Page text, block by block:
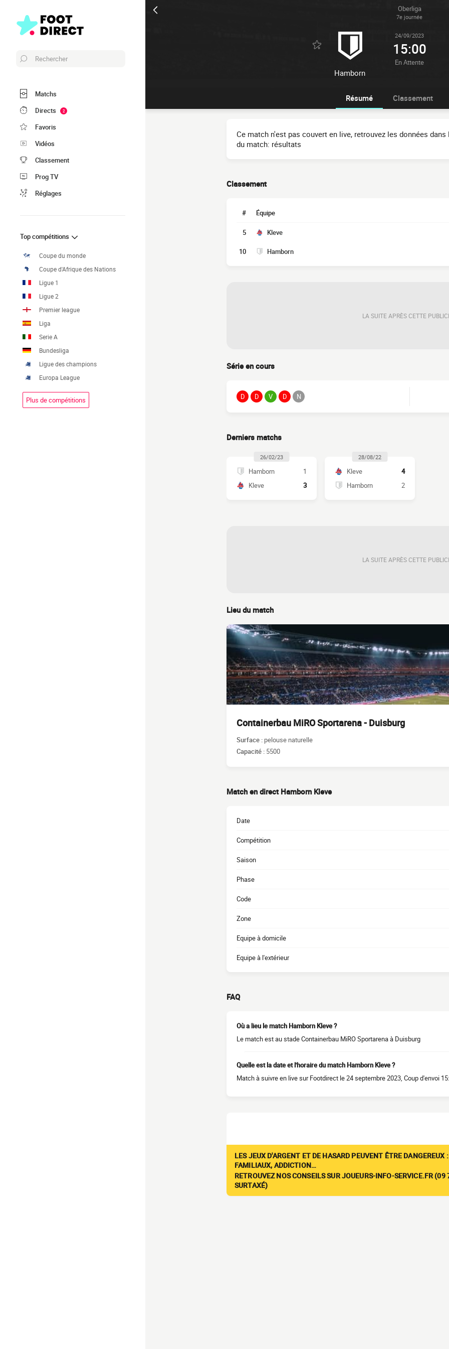
Oberliga
7e journée
Hamborn
24/09/2023
15:00
En Attente
Rechercher
Matchs
Directs
2
Favoris
Vidéos
Classement
Prog TV
Réglages
Top compétitions
Coupe du monde
Coupe d'Afrique des Nations
Ligue 1
Ligue 2
Premier league
Liga
Serie A
Bundesliga
Ligue des champions
Europa League
Plus de compétitions
Résumé Classement
Ce match n'est pas couvert en live, retrouvez les données
du match: résultats
Classement
# Équipe
5 Kleve
10 Hamborn
LA SUITE APRÈS CETTE
Série en cours
D D V D N
Derniers matchs
26/02/23
Hamborn
1
Kleve
3
28/08/22
Kleve
4
Hamborn
2
LA SUITE APRÈS CETTE
Lieu du match
Containerbau MiRO Sportarena - Duisburg
Surface : pelouse naturelle
Capacité : 5500
Match en direct Hamborn Kleve
Date
Compétition
Saison
Phase
Code
Zone
Equipe à domicile
Equipe à l'extérieur
FAQ
Où a lieu le match Hamborn Kleve ?
Le match est au stade Containerbau MiRO Sportarena à Duisburg
Quelle est la date et l'horaire du match Hamborn Kleve ?
Match à suivre en live sur Footdirect le 24 septembre 2023, Coup d'envoi
LES JEUX D'ARGENT ET DE HASARD PEUVENT ÊTRE DANGEREUX
FAMILIAUX, ADDICTION…
RETROUVEZ NOS CONSEILS SUR JOUEURS-INFO-SERVICE.FR
SURTAXÉ)